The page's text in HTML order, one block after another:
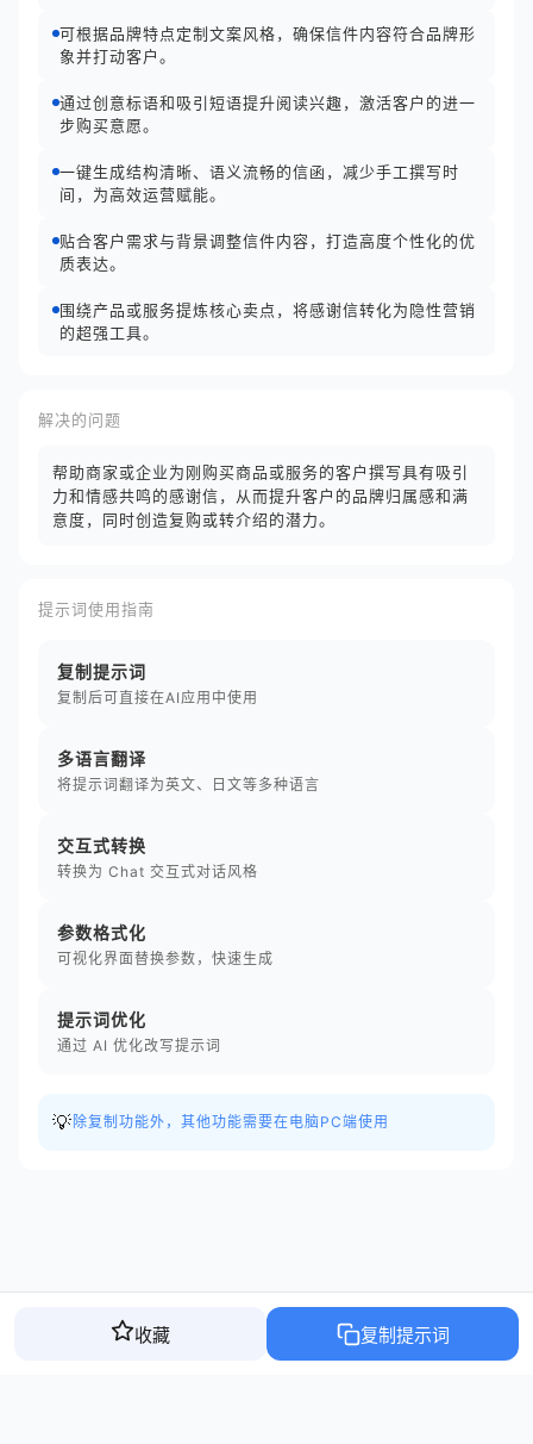
可根据品牌特点定制文案风格，确保信件内容符合品牌形
象并打动客户。
通过创意标语和吸引短语提升阅读兴趣，激活客户的进一
步购买意愿。
一键生成结构清晰、语义流畅的信函，减少手工撰写时
间，为高效运营赋能。
贴合客户需求与背景调整信件内容，打造高度个性化的优
质表达。
围绕产品或服务提炼核心卖点，将感谢信转化为隐性营销
的超强工具。
解决的问题
帮助商家或企业为刚购买商品或服务的客户撰写具有吸引
力和情感共鸣的感谢信，从而提升客户的品牌归属感和满
意度，同时创造复购或转介绍的潜力。
提示词使用指南
复制提示词
复制后可直接在AI应用中使用
多语言翻译
将提示词翻译为英文、日文等多种语言
交互式转换
转换为 Chat 交互式对话风格
参数格式化
可视化界面替换参数，快速生成
提示词优化
通过 AI 优化改写提示词
💡 除复制功能外，其他功能需要在电脑PC端使用
收藏 复制提示词